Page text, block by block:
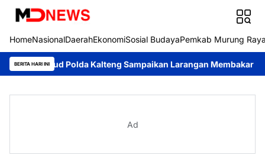
HomeNasionalDaerahEkonomiSosial BudayaPemkab Murung
BERITA HARI INI
Kalteng Sampaikan Larangan Membakar Hutan dan Lahan
Ad